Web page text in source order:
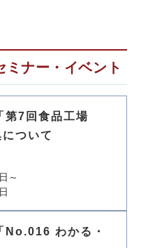
ナー・イベント
第7回食品工場
ついて
～
No.016 わかる・